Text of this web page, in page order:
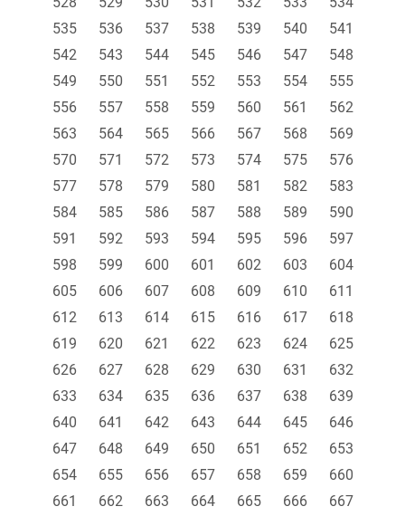
535
536 537 538 539 540
541
542
543 544 545 546 547
548
549
550 551 552 553 554
555
556
557 558 559 560 561
562
563
564 565 566 567 568
569
570
571 572 573 574 575
576
577
578 579 580 581 582
583
584
585 586 587 588 589
590
591
592 593 594 595 596
597
598
599 600 601 602 603
604
605
606 607 608 609 610
611
612
613 614 615 616 617
618
619
620 621 622 623 624
625
626
627 628 629 630 631
632
633
634 635 636 637 638
639
640
641 642 643 644 645
646
647
648 649 650 651 652
653
654
655 656 657 658 659
660
661
662 663 664 665 666
667